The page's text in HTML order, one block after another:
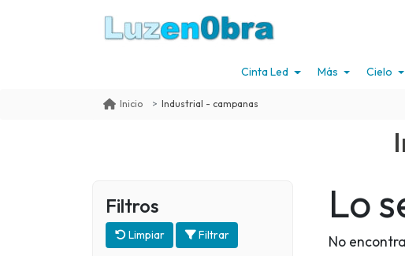
Cinta Led Más Cielo
Inicio Industrial - campanas
Filtros
Limpiar Filtrar
Lo
No